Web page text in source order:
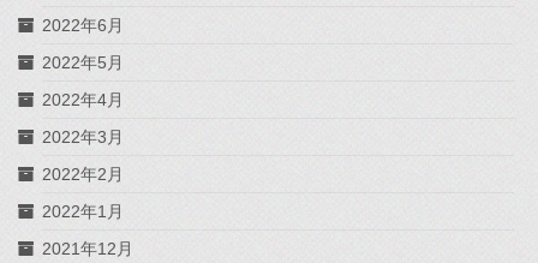
2022年6月
2022年5月
2022年4月
2022年3月
2022年2月
2022年1月
2021年12月